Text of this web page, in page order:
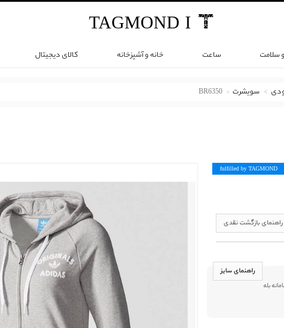
TAGMOND I
سلامت ساعت خانه و آشپزخانه کالای دیجیتال
سویشرت BR6350
fulfilled by TAGMOND
راهنمای بازگشت نقدی
راهنمای سایز
در سامانه بله